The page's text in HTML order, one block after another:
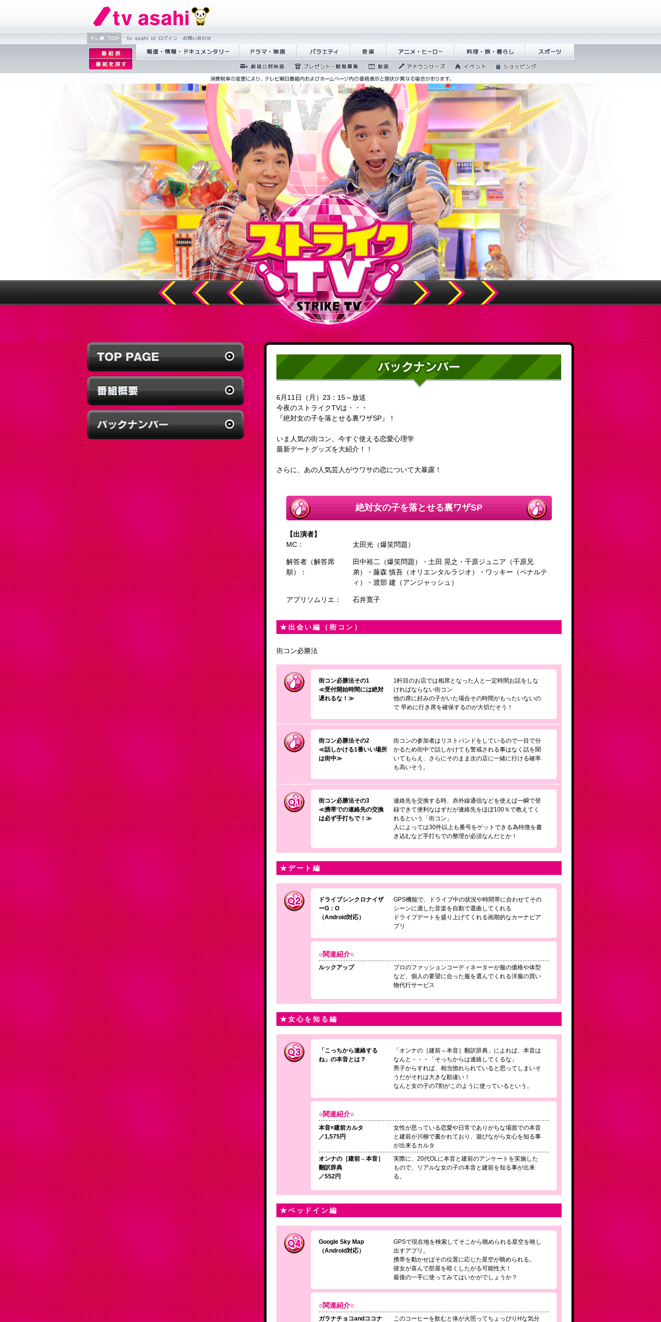
繝�Ξ譛�
TOP
tv asahi id 繝ｭ繧ｰ
縺雁撫縺
�粋繧上○
逡
邨
�｡
ｨ
ｪ
邨
�
ｒ
謗
｢縺
�
繝｡繝ｳ繧ｿ繝ｪ繝ｼ
繝峨Λ繝槭�譏�
逕ｻ
繝舌Λ繧ｨ繝�ぅ 髻ｳ讌ｽ
繧｢繝九Γ繝ｻ繝偵�繝
ｭ繝ｼ
譁咏炊繝ｻ譌��證ｮ繧
峨＠
繧ｹ繝昴�繝�
蜉��ｴ蜈ｬ髢区丐
逕ｻ
繝励Ξ繧ｼ繝ｳ繝医�隕ｳ
隕ｧ蜍滄寔
蜍慕判
繧｢繝翫え繝ｳ繧ｵ
繝ｼ繧ｺ
繧､繝吶Φ繝
�
ｳ繧ｰ
6月11日（月）23：15～放送
今夜のストライクTVは・・・
『絶対女の子を落とせる裏ワザSP』！
いま人気の街コン、今すぐ使える恋愛心理学
最新デートグッズを大紹介！！
さらに、あの人気芸人がウワサの恋について大暴露！
絶対女の子を落とせる裏ワザSP
【出演者】
MC：
太田光（爆笑問題）
解答者（解答席
順）：
田中裕二（爆笑問題）・土田 晃之・千原ジュニア（千原兄
弟）・藤森 慎吾（オリエンタルラジオ）・ワッキー（ペナルテ
ィ）・渡部 建（アンジャッシュ）
アプリソムリエ： 石井寛子
★出会い編（街コン）
街コン必勝法
街コン必勝法その1
≪受付開始時間には絶対
遅れるな！≫
1軒目のお店では相席となった人と一定時間お話をしな
ければならない街コン
他の席に好みの子がいた場合その時間がもったいないの
で 早めに行き席を確保するのが大切だそう！
街コン必勝法その2
≪話しかける1番いい場所
は街中≫
街コンの参加者はリストバンドをしているので一目で分
かるため街中で話しかけても警戒される事はなく話を聞
いてもらえ、さらにそのまま次の店に一緒に行ける確率
も高いそう。
街コン必勝法その3
≪携帯での連絡先の交換
は必ず手打ちで！≫
連絡先を交換する時、赤外線通信などを使えば一瞬で登
録できて便利なはずだが連絡先をほぼ100％で教えてく
れるという「街コン」
人によっては30件以上も番号をゲットできる為特徴を書
き込むなど手打ちでの整理が必須なんだとか！
★デート編
ドライブシンクロナイザ
ーG：O
（Android対応）
GPS機能で、ドライブ中の状況や時間帯に合わせてその
シーンに適した音楽を自動で選曲してくれる
ドライブデートを盛り上げてくれる画期的なカーナビア
プリ
○関連紹介○
ルックアップ
プロのファッションコーディネーターが服の価格や体型
など、個人の要望に合った服を選んでくれる洋服の買い
物代行サービス
★女心を知る編
「こっちから連絡する
ね」の本音とは？
「オンナの［建前⇔本音］翻訳辞典」によれば、本音は
なんと・・・「そっちからは連絡してくるな」
男子からすれば、相当惚れられていると思ってしまいそ
うだがそれは大きな勘違い！
なんと女の子の7割がこのように使っているという。
○関連紹介○
本音×建前カルタ
／1,575円
女性が思っている恋愛や日常でありがちな場面での本音
と建前が川柳で書かれており、遊びながら女心を知る事
が出来るカルタ
オンナの［建前⇔本音］
翻訳辞典
／552円
実際に、20代OLに本音と建前のアンケートを実施した
もので、リアルな女の子の本音と建前を知る事が出来
る。
★ベッドイン編
Google Sky Map
（Android対応）
GPSで現在地を検索してそこから眺められる星空を映し
出すアプリ。
携帯を動かせばその位置に応じた星空が眺められる。
彼女が喜んで部屋を暗くしたがる可能性大！
最後の一手に使ってみてはいかがでしょうか？
○関連紹介○
ガラナチョコandココナ このコーヒーを飲むと体が火照ってちょっぴりHな気分